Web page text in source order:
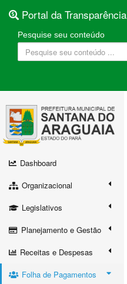
Portal da Transparência
Pesquise seu conteúdo
Dashboard
Organizacional
Legislativos
Planejamento e Gestão
Receitas e Despesas
Folha de Pagamentos